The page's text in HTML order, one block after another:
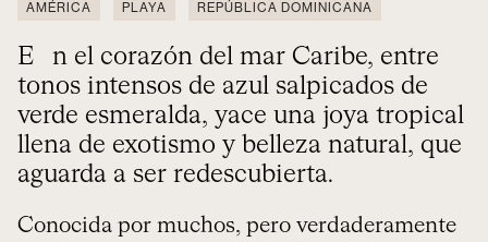
AMÉRICA PLAYA REPÚBLICA DOMINICANA
En el corazón del mar Caribe, entre
tonos intensos de azul salpicados de
verde esmeralda, yace una joya tropical
llena de exotismo y belleza natural, que
aguarda a ser redescubierta.
Conocida por muchos, pero verdaderamente